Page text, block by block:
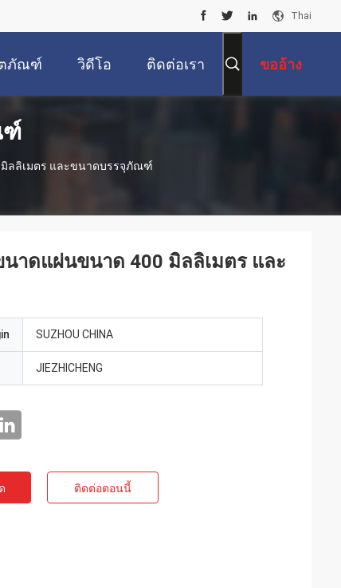
Thai
ภัณฑ์ วิดีโอ ติดต่อเรา ขออ้าง
ฑ์
ลลิเมตร และขนาดบรรจุภัณฑ์
าดแผ่นขนาด 400 มิลลิเมตร และ
SUZHOU CHINA
JIEZHICHENG
ติดต่อตอนนี้